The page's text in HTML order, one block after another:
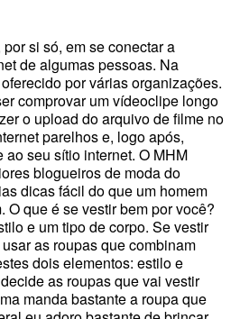
si só, em se conectar a
de algumas pessoas. Na
por várias organizações.
comprovar um vídeoclipe longo
o upload do arquivo de filme no
parelhos e, logo após,
seu sítio internet. O MHM
blogueiros de moda do
dicas fácil do que um homem
O que é se vestir bem por você?
e um tipo de corpo. Se vestir
as roupas que combinam
dois elementos: estilo e
as roupas que vai vestir
manda bastante a roupa que